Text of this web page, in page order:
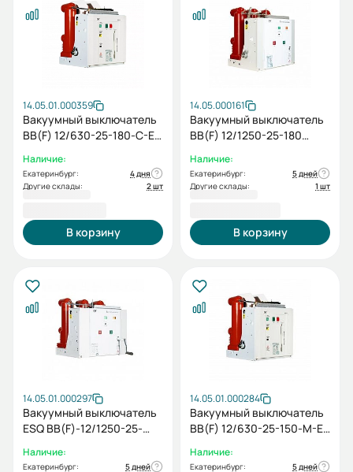
14.05.01.000359
Вакуумный выключатель
ВВ(F) 12/630-25-180-C-E-
EAL0-ED2-У3 (5NO+5NC,
AC/DC220)
Наличие:
Екатеринбург:
4 дня
Другие склады:
2 шт
В корзину
14.05.000161
Вакуумный выключатель
BB(F) 12/1250-25-180
Наличие:
Екатеринбург:
5 дней
Другие склады:
1 шт
В корзину
14.05.01.000297
Вакуумный выключатель
ESQ ВВ(F)-12/1250-25-
U0-T0-EAL0-ED0-У3
Наличие:
Екатеринбург:
5 дней
14.05.01.000284
Вакуумный выключатель
BB(F) 12/630-25-150-M-E-
EAL0-ED0-У3 (5NO+5NC,
Наличие:
Екатеринбург:
5 дней